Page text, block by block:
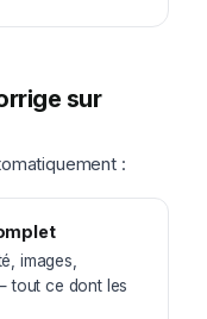
sur
:
images,
tout ce dont les